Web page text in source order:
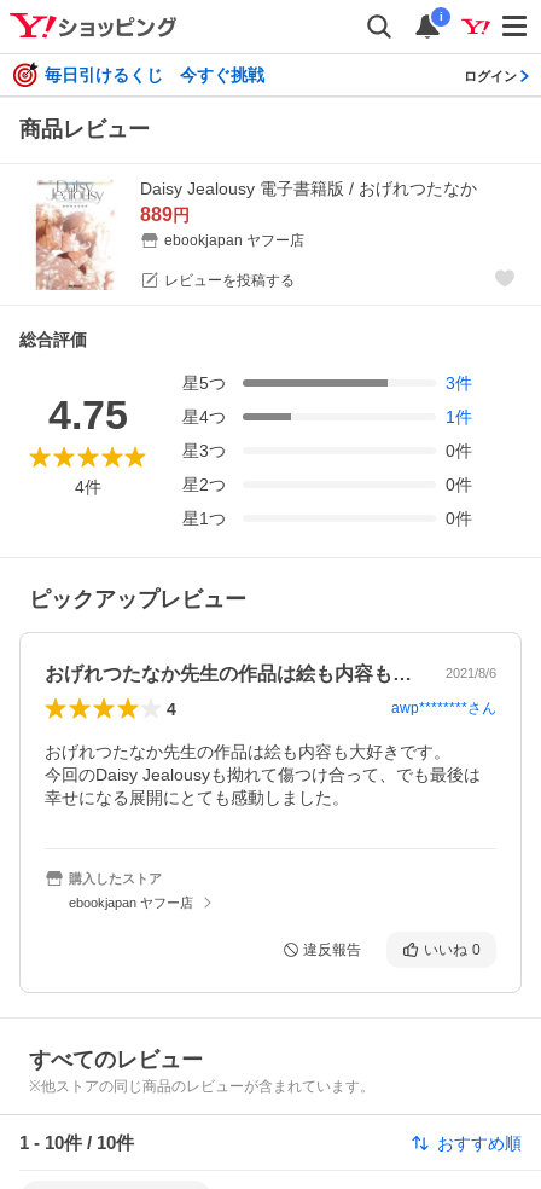
i
毎日引けるくじ 今すぐ挑戦 ログイン
商品レビュー
Daisy Jealousy 電子書籍版 / おげれつたなか
889円
ebookjapan ヤフー店
レビューを投稿する
総合評価
4.75
4件
星5つ 3件
星4つ 1件
星3つ 0件
星2つ 0件
星1つ 0件
ピックアップレビュー
おげれつたなか先生の作品は絵も内容も大… 2021/8/6
4 awp********さん
おげれつたなか先生の作品は絵も内容も大好きです。
今回のDaisy Jealousyも拗れて傷つけ合って、でも最後は
幸せになる展開にとても感動しました。
購入したストア
ebookjapan ヤフー店
違反報告 いいね 0
すべてのレビュー
※他ストアの同じ商品のレビューが含まれています。
1 - 10件 / 10件 おすすめ順